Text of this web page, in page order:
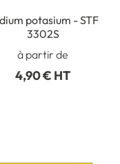
potasium - STF
3302S
à partir de
4,90 € HT